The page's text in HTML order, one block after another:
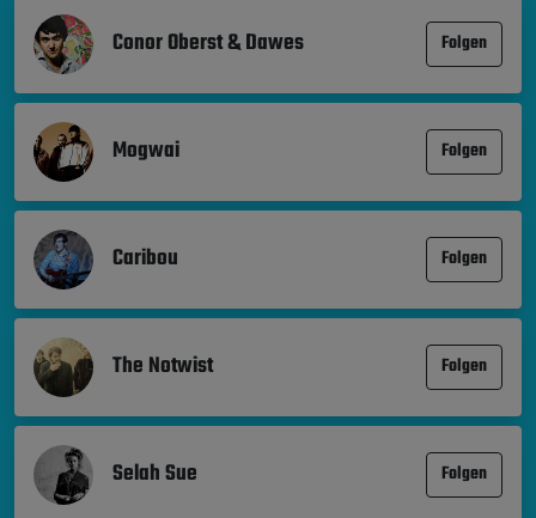
Conor Oberst & Dawes Folgen
Mogwai Folgen
Caribou Folgen
The Notwist Folgen
Selah Sue Folgen